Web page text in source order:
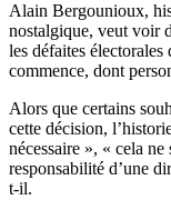
Alain Bergounioux,
nostalgique, veut voir
les défaites
commence, dont
Alors que certains
cette décision,
nécessaire », « cela ne
responsabilité d’une
t-il.